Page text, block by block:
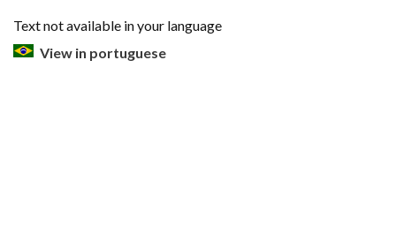
Text not available in your language
View in portuguese